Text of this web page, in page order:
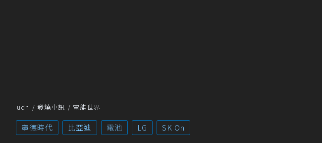
udn 發燒車訊 電能世界
寧德時代 比亞迪 電池 LG SK On